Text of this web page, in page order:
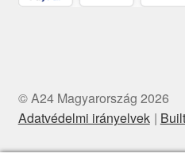
© A24 Magyarország 2026
Adatvédelmi irányelvek